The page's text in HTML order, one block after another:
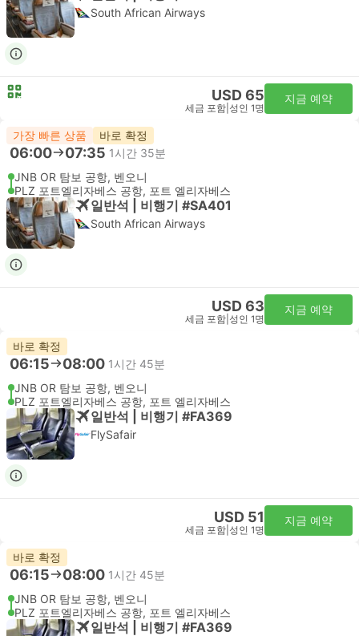
South African Airways
USD 65
세금 포함 성인 1명
지금 예약
가장 빠른 상품 바로 확정
06:00 07:35 1시간 35분
JNB OR 탐보 공항, 벤오니
PLZ 포트엘리자베스 공항, 포트 엘리자베스
일반석 | 비행기 #SA401
South African Airways
USD 63
세금 포함 성인 1명
지금 예약
바로 확정
06:15 08:00 1시간 45분
JNB OR 탐보 공항, 벤오니
PLZ 포트엘리자베스 공항, 포트 엘리자베스
일반석 | 비행기 #FA369
FlySafair
USD 51
세금 포함 성인 1명
지금 예약
바로 확정
06:15 08:00 1시간 45분
JNB OR 탐보 공항, 벤오니
PLZ 포트엘리자베스 공항, 포트 엘리자베스
일반석 | 비행기 #FA369